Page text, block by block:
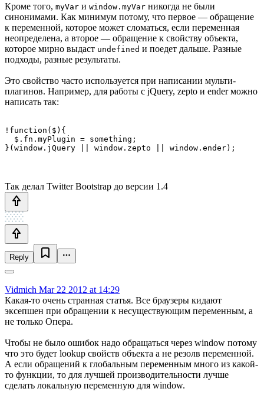
Кроме того, myVar и window.myVar никогда не были
синонимами. Как минимум потому, что первое — обращение
к переменной, которое может сломаться, если переменная
неопределена, а второе — обращение к свойству объекта,
которое мирно выдаст undefined и поедет дальше. Разные
подходы, разные результаты.
Это свойство часто используется при написании мульти-
плагинов. Например, для работы с jQuery, zepto и ender можно
написать так:
!function($){
  $.fn.myPlugin = something;
Так делал Twitter Bootstrap до версии 1.4
Reply
Vidmich Mar 22 2012 at 14:29
Какая-то очень странная статья. Все браузеры кидают
эксепшен при обращении к несуществующим переменным, а
не только Опера.
Чтобы не было ошибок надо обращаться через window потому
что это будет lookup свойств объекта а не резолв переменной.
А если обращений к глобальным переменным много из какой-
то функции, то для лучшей производительности лучше
сделать локальную переменную для window.